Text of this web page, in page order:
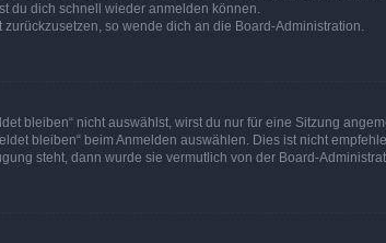
du dich schnell wieder anmelden können.
so wende dich an die Board-Administration.
bleiben“ nicht auswählst, wirst du nur für eine Sitzung
bleiben“ beim Anmelden auswählen. Dies ist nicht
steht, dann wurde sie vermutlich von der Board-